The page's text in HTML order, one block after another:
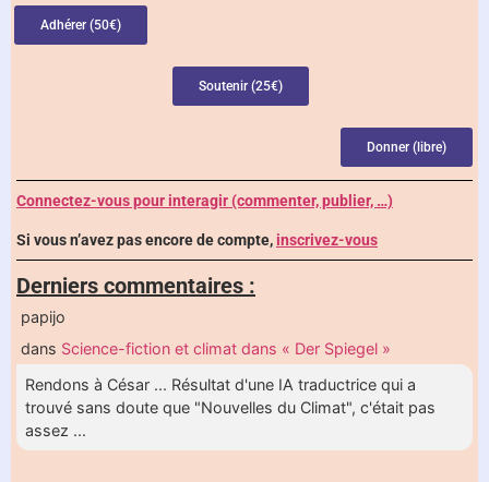
Adhérer (50€)
Soutenir (25€)
Donner (libre)
Connectez-vous pour interagir (commenter, publier, …)
Si vous n’avez pas encore de compte, inscrivez-vous
Derniers commentaires :
papijo
dans Science-fiction et climat dans « Der Spiegel »
Rendons à César ... Résultat d'une IA traductrice qui a
trouvé sans doute que "Nouvelles du Climat", c'était pas
assez ...